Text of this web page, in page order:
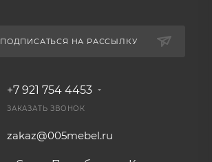
ПОДПИСАТЬСЯ НА РАССЫЛКУ
+7 921 754 4453
ЗАКАЗАТЬ ЗВОНОК
zakaz@005mebel.ru